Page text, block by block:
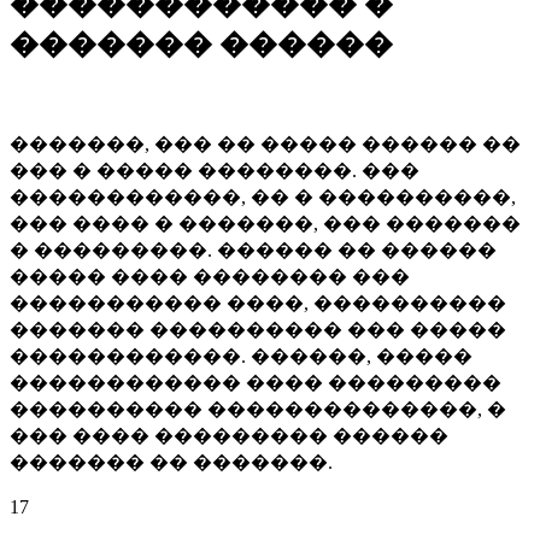
������� ������
�������, ��� �� ����� ������ ��
��� � ����� ��������. ���
������������, �� � ����������,
��� ���� � �������, ��� �������
� ���������. ������ �� ������
����� ���� �������� ���
����������� ����, ����������
������� ���������� ��� �����
������������. ������, �����
������������ ���� ���������
���������� ��������������, �
��� ���� ��������� ������
������� �� �������.
17